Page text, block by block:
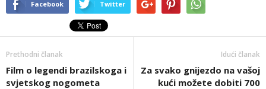
Facebook Twitter
Prethodni članak
Film o legendi brazilskoga i
svjetskog nogometa
Idući članak
Za svako gnijezdo na vašoj
kući možete dobiti 700